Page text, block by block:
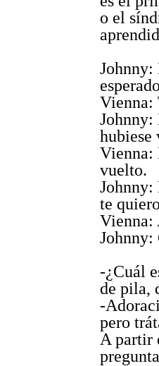
o el
Johnny:
Vienna:
Johnny:
hubiese
Vienna:
vuelto.
Johnny:
te
Vienna:
Johnny:
-¿Cuál
de pila,
-
pero
A partir